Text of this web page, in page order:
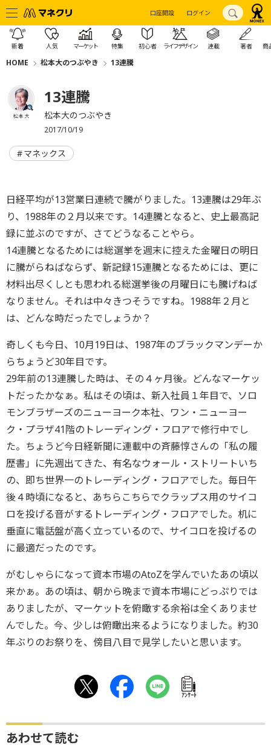
口座開設 ログイン
新着 人気 マーケット 特集 初心者 ライフデザイン 連載 著者 商
HOME 松本大のつぶやき 13連騰
松本 大
13連騰
松本大のつぶやき
2017/10/19
マネックス
日経平均が13営業日連続で騰がりました。13連騰は29年ぶ
り、1988年の２月以来です。14連騰となると、史上最高記
録に並ぶのですが、さてどうなることやら。
14連騰となるためには総選挙を週末に控えた金曜日の明日
に騰がらねばならず、新記録15連騰となるためには、更に
材料出尽くしとも思われる総選挙後の月曜日にも騰げねば
なりません。それは中々きつそうですね。1988年２月と
は、どんな時だったでしょうか？
奇しくも今日、10月19日は、1987年のブラックマンデーか
らちょうど30年目です。
29年前の13連騰した時は、その４ヶ月後。どんなマーケッ
トだったかなぁ。私はその頃は、新入社員１年目で、ソロ
モンブラザーズのニューヨーク本社、ワン・ニューヨー
ク・プラザ41階のトレーディング・フロアで修行中でし
た。ちょうど今日経新聞に連載中の斉藤惇さんの「私の履
歴書」に先週出てきた、有名なウォール・ストリートいち
の、即ち世界一のトレーディング・フロアでした。毎日午
後４時頃になると、あちらこちらでクラップス用のサイコ
ロを投げる音がするトレーディング・フロアでした。机に
垂直に電話盤が高く立っているので、サイコロを投げるの
に最適だったのです。
がむしゃらになって資本市場のAtoZを学んでいたあの頃以
来かぁ。あの頃は、朝から晩まで資本市場にどっぷりでは
ありましたが、マーケットを俯瞰する余裕は全くありませ
んでした。今、少しは俯瞰出来るようになりました。約30
年ぶりのお祭りを、傍目八目で見学したいと思います。
ｱﾝｹｰﾄ
あわせて読む